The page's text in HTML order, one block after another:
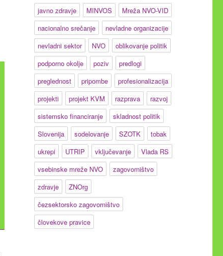
javno zdravje
MINVOS
Mreža NVO-VID
nacionalno srečanje
nevladne organizacije
nevladni sektor
NVO
oblikovanje politik
podporno okolje
poziv
predlogi
preglednost
pripombe
profesionalizacija
projekti
projekt KVM razprava
razvoj
sistemsko financiranje
skladnost politik
Slovenija
sodelovanje SZOTK
tobak
ukrepi
UTRIP vključevanje
Vlada RS
vsebinske mreže NVO
zagovorništvo
zdravje
ZNOrg
čezsektorsko zagovorništvo
človekove pravice